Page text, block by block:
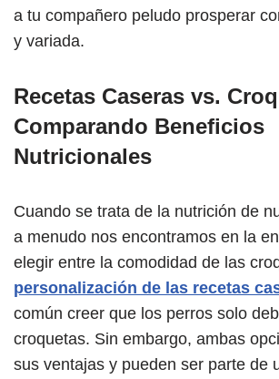
a tu compañero peludo prosperar
y variada.
Recetas Caseras vs.
Comparando Beneficios
Nutricionales
Cuando se trata de la nutrición de
a menudo nos encontramos en la
elegir entre la comodidad de las
personalización de las recetas
común creer que los perros solo
croquetas. Sin embargo, ambas
sus ventajas y pueden ser parte de